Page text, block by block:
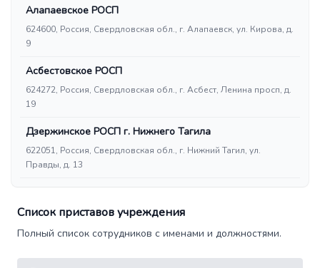
Алапаевское РОСП
624600, Россия, Свердловская обл., г. Алапаевск, ул. Кирова, д.
9
Асбестовское РОСП
624272, Россия, Свердловская обл., г. Асбест, Ленина просп, д.
19
Дзержинское РОСП г. Нижнего Тагила
622051, Россия, Свердловская обл., г. Нижний Тагил, ул.
Правды, д. 13
Список приставов учреждения
Полный список сотрудников с именами и должностями.